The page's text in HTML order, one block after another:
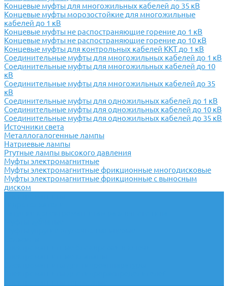
Концевые муфты для многожильных кабелей до 35 кВ
Концевые муфты морозостойкие для многожильные
кабелей до 1 кВ
Концевые муфты не распостраняющие горение до 1 кВ
Концевые муфты не распостраняющие горение до 10 кВ
Концевые муфты для контрольных кабелей ККТ до 1 кВ
Соединительные муфты для многожильных кабелей до 1 кВ
Соединительные муфты для многожильных кабелей до 10
кВ
Соединительные муфты для многожильных кабелей до 35
кВ
Соединительные муфты для одножильных кабелей до 1 кВ
Соединительные муфты для одножильных кабелей до 10 кВ
Соединительные муфты для одножильных кабелей до 35 кВ
Источники света
Металлогалогенные лампы
Натриевые лампы
Ртутные лампы высокого давления
Муфты электромагнитные
Муфты электромагнитные фрикционные многодисковые
Муфты электромагнитные фрикционные с выносным
диском